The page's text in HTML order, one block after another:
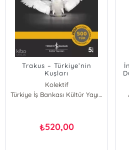
Trakus – Türkiye’nin
Kuşları
Kolektif
Türkiye İş Bankası Kültür Yayınları
₺520,00